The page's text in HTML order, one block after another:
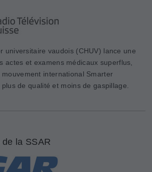
universitaire vaudois (CHUV) lance une
actes et examens médicaux superflus,
international Smarter
de qualité et moins de gaspillage.
la SSAR